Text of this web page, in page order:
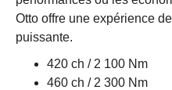
Otto offre une expérience
puissante.
420 ch / 2 100 Nm
460 ch / 2 300 Nm